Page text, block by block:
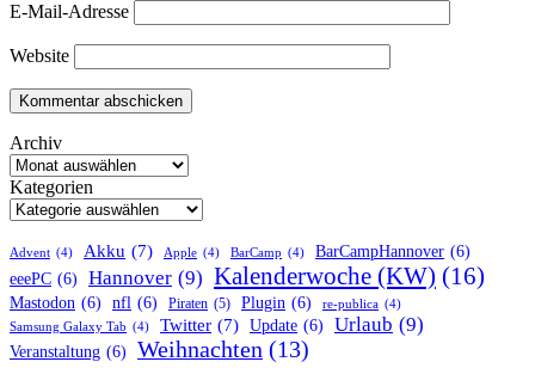
E-Mail-Adresse
Website
Archiv
Kategorien
Advent (4) Akku (7) Apple (4) BarCamp (4) BarCampHannover (6)
eeePC (6) Hannover (9) Kalenderwoche (KW) (16)
Mastodon (6) nfl (6) Piraten (5) Plugin (6) re-publica (4)
Samsung Galaxy Tab (4) Twitter (7) Update (6) Urlaub (9)
Veranstaltung (6) Weihnachten (13)